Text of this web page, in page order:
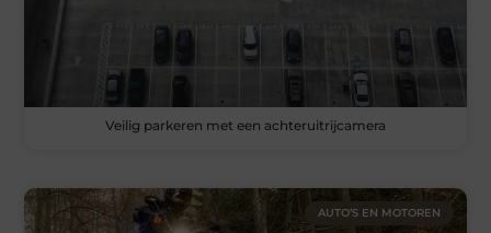
Veilig parkeren met een achteruitrijcamera
AUTO’S EN MOTOREN